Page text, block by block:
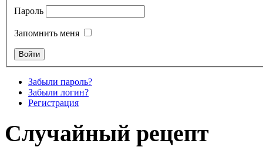
Пароль
Запомнить меня
Забыли пароль?
Забыли логин?
Регистрация
Случайный рецепт